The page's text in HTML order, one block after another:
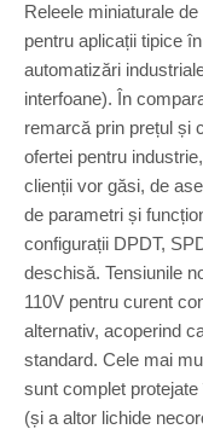
Releele miniaturale
pentru aplicații tipice
automatizări
interfoane). În
remarcă prin prețul și
ofertei pentru
clienții vor găsi, de
de parametri și
configurații DPDT,
deschisă. Tensiunile
110V pentru curent
alternativ, acoperind
standard. Cele mai
sunt complet
(și a altor lichide